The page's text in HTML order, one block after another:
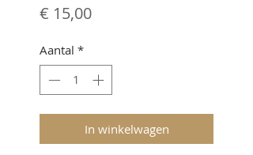
€ 15,00Prijs
Aantal *
In winkelwagen